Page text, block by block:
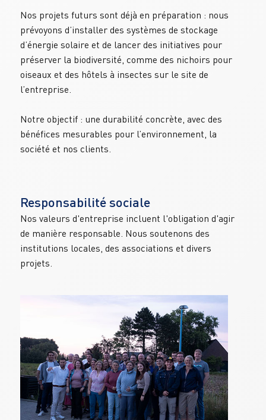
Nos projets futurs sont déjà en préparation : nous
prévoyons d’installer des systèmes de stockage
d’énergie solaire et de lancer des initiatives pour
préserver la biodiversité, comme des nichoirs pour
oiseaux et des hôtels à insectes sur le site de
l’entreprise.
Notre objectif : une durabilité concrète, avec des
bénéfices mesurables pour l’environnement, la
société et nos clients.
Responsabilité sociale
Nos valeurs d'entreprise incluent l'obligation d'agir
de manière responsable. Nous soutenons des
institutions locales, des associations et divers
projets.